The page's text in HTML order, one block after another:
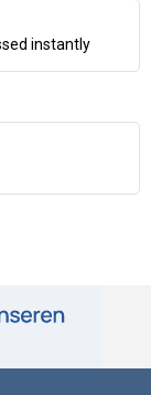
instantly